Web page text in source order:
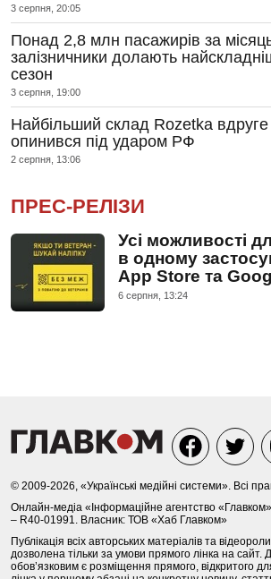
3 серпня, 20:05
Понад 2,8 млн пасажирів за
залізничники долають
сезон
3 серпня, 19:00
Найбільший склад Rozetka
опинився під ударом РФ
2 серпня, 13:06
ПРЕС-РЕЛІЗИ
Усі можливості
в одному
App Store та
6 серпня, 13:24
© 2009-2026, «Українські медійні системи». Всі
Онлайн-медіа «Інформаційне агентство
– R40-01991. Власник: ТОВ «Хаб Главком»
Публікація всіх авторських матеріалів та
дозволена тільки за умови прямого лінка на сайт.
обов’язковим є розміщення прямого, відкритого